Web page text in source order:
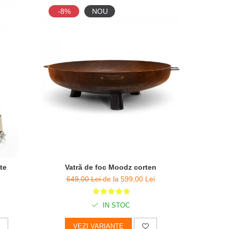
-8% NOU
Vatră de foc Moodz corten
649,00 Leide la 599,00 Lei
IN STOC
VEZI VARIANTE